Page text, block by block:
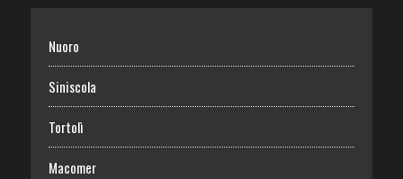
Nuoro
Siniscola
Tortolì
Macomer